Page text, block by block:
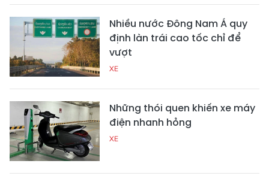
Nhiều nước Đông Nam Á quy
định làn trái cao tốc chỉ để
vượt
XE
Những thói quen khiến xe máy
điện nhanh hỏng
XE